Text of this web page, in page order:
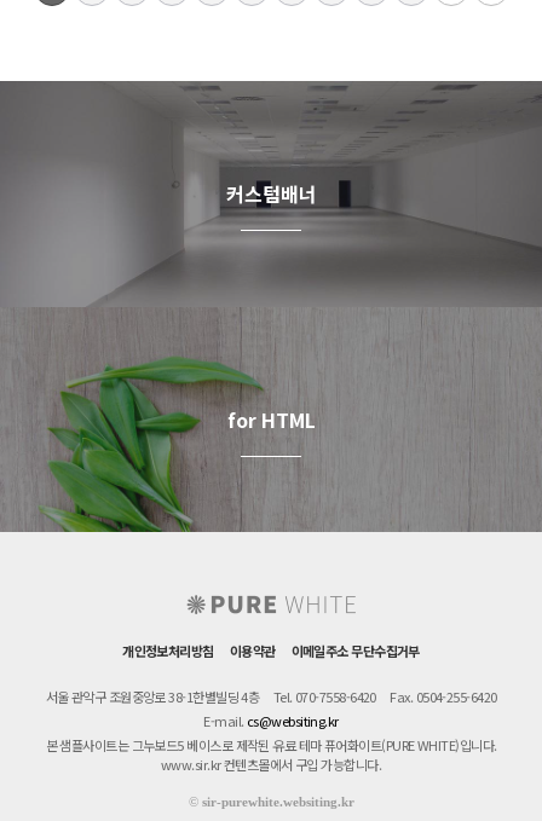
커스텀배너
for HTML
개인정보처리방침 이용약관 이메일주소 무단수집거부
서울 관악구 조원중앙로 38-1한별빌딩 4층 Tel. 070-7558-6420
Fax. 0504-255-6420
E-mail. cs@websiting.kr
본 샘플사이트는 그누보드5 베이스로 제작된 유료 테마 퓨어화이트(PURE WHITE)입니다.
www.sir.kr 컨텐츠몰에서 구입 가능합니다.
© sir-purewhite.websiting.kr